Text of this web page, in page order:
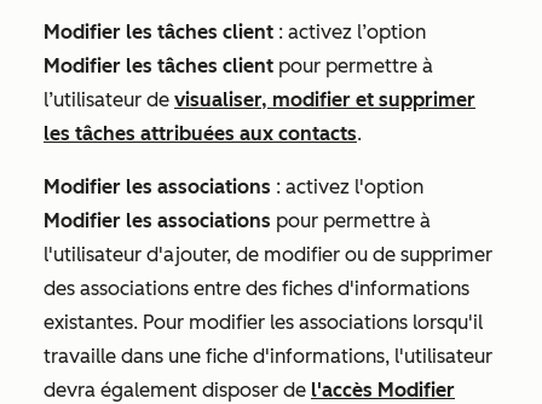
Modifier les tâches client : activez l’option
Modifier les tâches client pour permettre à
l’utilisateur de visualiser, modifier et supprimer
les tâches attribuées aux contacts.
Modifier les associations : activez l'option
Modifier les associations pour permettre à
l'utilisateur d'ajouter, de modifier ou de supprimer
des associations entre des fiches d'informations
existantes. Pour modifier les associations lorsqu'il
travaille dans une fiche d'informations, l'utilisateur
devra également disposer de l'accès Modifier